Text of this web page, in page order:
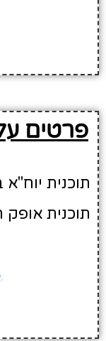
פרטים על
תוכנית יוח"א
תוכנית אופק